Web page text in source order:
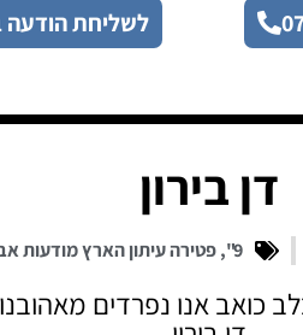
לשליחת הודעה
דן בירון
9"
,פטירה עיתון הארץ מודעות
כואב אנו נפרדים מאהובנו